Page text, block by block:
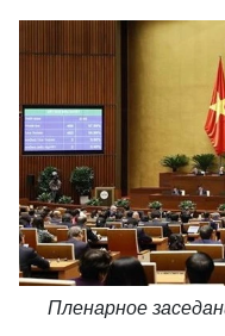
Пленарное